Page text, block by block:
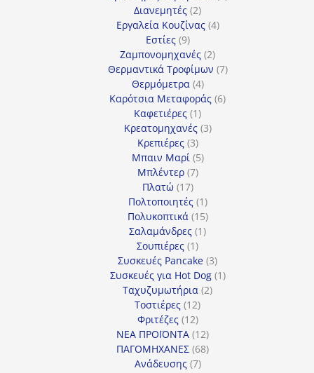
Διανεμητές 22
προϊόντα
Εργαλεία Κουζίνας 44
Εστίες 99
προϊόντα
Ζαμπονομηχανές 22
προϊόντα
Θερμαντικά Τροφίμων 77
Θερμόμετρα 44
προϊόντα
Καρότσια Μεταφοράς 66
Καφετιέρες 11
προϊόν
Κρεατομηχανές 33
Κρεπιέρες 33
προϊόντα
Μπαιν Μαρί 55
Μπλέντερ 77
Πλατώ 1717
προϊόντα
Πολτοποιητές 11
προϊόν
Πολυκοπτικά 1515
προϊόντα
Σαλαμάνδρες 11
Σουπιέρες 11
προϊόν
Συσκευές Pancake 33
προϊόντα
Συσκευές για Hot Dog 11
Ταχυζυμωτήρια 22
Τοστιέρες 1212
προϊόντα
Φριτέζες 1212
προϊόντα
ΝΕΑ ΠΡΟΪΟΝΤΑ 1212
προϊόντα
ΠΑΓΟΜΗΧΑΝΕΣ 6868
Ανάδευσης 77